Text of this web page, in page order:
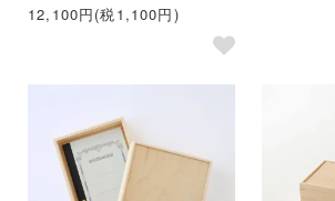
12,100円(税1,100円)